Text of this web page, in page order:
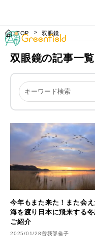
TOP 双眼鏡
双眼鏡の記事一覧
今年もまた来た！また会え
海を渡り日本に飛来する
ご紹介
2025/01/28曽我部倫子